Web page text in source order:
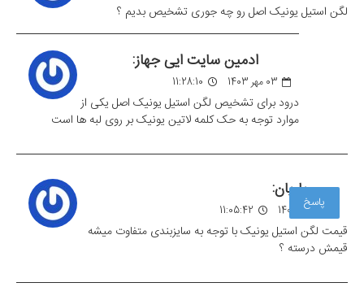
لگن استیل یونیک اصل رو چه جوری تشخیص بدیم ؟
ادمین سایت ایی جهاز:
03 مهر 1403 11:28:10
درود برای تشخیص لگن استیل یونیک اصل یکی از
موارد توجه به حک کلمه لاتین یونیک بر روی لبه ها است
یاریان:
04 مهر 1403 11:05:42 پاسخ
قیمت لگن استیل یونیک با توجه به سایزبندی متفاوت میشه
قیمش درسته ؟